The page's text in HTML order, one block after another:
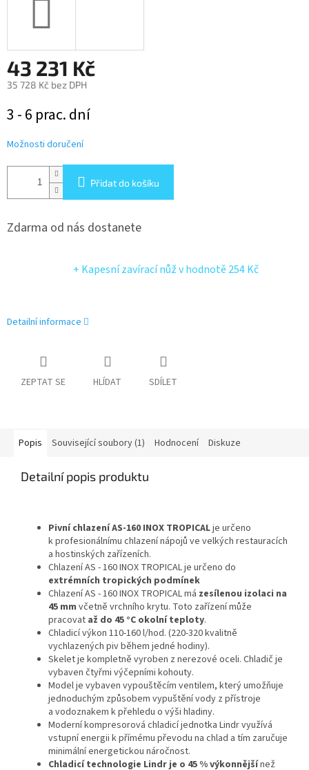
43 231 Kč
35 728 Kč bez DPH
cena:
3 - 6 prac. dní
Možnosti doručení
Přidat do košíku
Zdarma od nás dostanete
+ Kapesní zavírací nůžv hodnotě 254 Kč
Detailní informace
ZEPTAT SE HLÍDAT SDÍLET
Popis Související soubory (1) Hodnocení Diskuze
Detailní popis produktu
Pivní chlazení AS-160 INOX TROPICALje určeno
k profesionálnímu chlazení nápojů ve velkých restauracích
a hostinských zařízeních.
Chlazení AS - 160 INOX TROPICAL je určeno do
extrémních tropických podmínek
Chlazení AS - 160 INOX TROPICAL má zesílenou izolaci na
45 mm včetně vrchního krytu. Toto zařízení může
pracovat až do 45 °C okolní teploty.
Chladicí výkon 110-160 l/hod. (220-320 kvalitně
vychlazených piv během jedné hodiny).
Skelet je kompletně vyroben z nerezové oceli. Chladič je
vybaven čtyřmi výčepními kohouty.
Model je vybaven vypouštěcím ventilem, který umožňuje
jednoduchým způsobem vypuštění vody z přístroje
a vodoznakem k přehledu o výši hladiny.
Moderní kompresorová chladicí jednotka Lindr využívá
vstupní energii k přímému převodu na chlad a tím zaručuje
minimální energetickou náročnost.
Chladicí technologie Lindr je o 45 % výkonnějšínež